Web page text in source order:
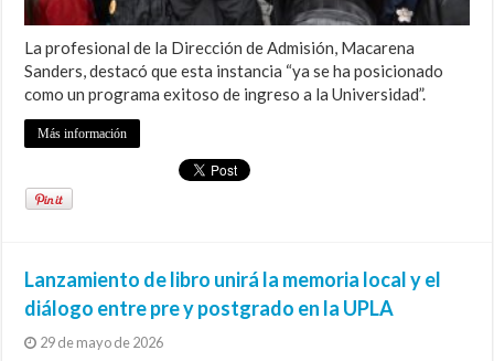
La profesional de la Dirección de Admisión, Macarena
Sanders, destacó que esta instancia “ya se ha posicionado
como un programa exitoso de ingreso a la Universidad”.
Más información
Lanzamiento de libro unirá la memoria local y el
diálogo entre pre y postgrado en la UPLA
29 de mayo de 2026